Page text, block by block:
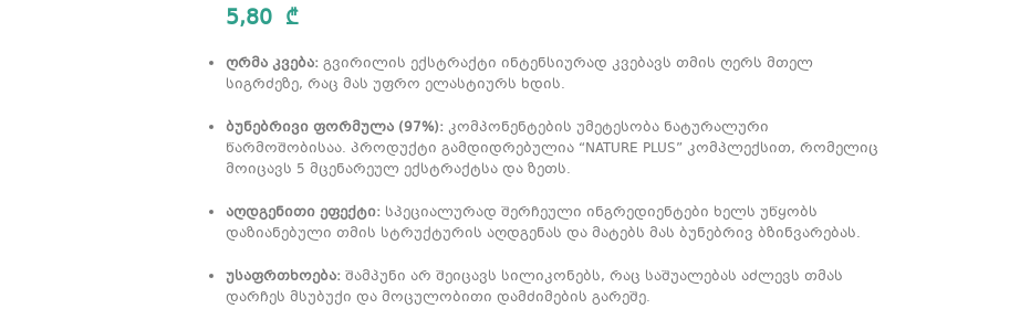
5,80 ₾
ღრმა კვება: გვირილის ექსტრაქტი ინტენსიურად კვებავს თმის ღერს მთელ
სიგრძეზე, რაც მას უფრო ელასტიურს ხდის.
ბუნებრივი ფორმულა (97%): კომპონენტების უმეტესობა ნატურალური
წარმოშობისაა. პროდუქტი გამდიდრებულია “NATURE PLUS” კომპლექსით, რომელიც
მოიცავს 5 მცენარეულ ექსტრაქტსა და ზეთს.
აღდგენითი ეფექტი: სპეციალურად შერჩეული ინგრედიენტები ხელს უწყობს
დაზიანებული თმის სტრუქტურის აღდგენას და მატებს მას ბუნებრივ ბზინვარებას.
უსაფრთხოება: შამპუნი არ შეიცავს სილიკონებს, რაც საშუალებას აძლევს თმას
დარჩეს მსუბუქი და მოცულობითი დამძიმების გარეშე.